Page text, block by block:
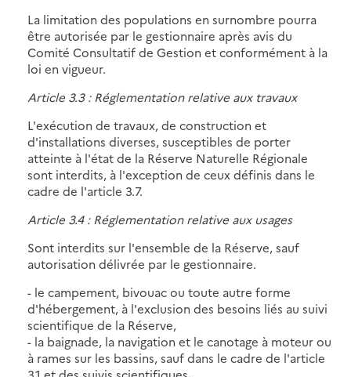
La limitation des populations en surnombre pourra
être autorisée par le gestionnaire après avis du
Comité Consultatif de Gestion et conformément à la
loi en vigueur.
Article 3.3 : Réglementation relative aux travaux
L'exécution de travaux, de construction et
d'installations diverses, susceptibles de porter
atteinte à l'état de la Réserve Naturelle Régionale
sont interdits, à l'exception de ceux définis dans le
cadre de l'article 3.7.
Article 3.4 : Réglementation relative aux usages
Sont interdits sur l'ensemble de la Réserve, sauf
autorisation délivrée par le gestionnaire.
- le campement, bivouac ou toute autre forme
d'hébergement, à l'exclusion des besoins liés au suivi
scientifique de la Réserve,
- la baignade, la navigation et le canotage à moteur ou
à rames sur les bassins, sauf dans le cadre de l'article